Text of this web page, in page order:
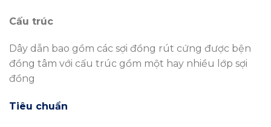
Cấu trúc
Dây dẫn bao gồm các sợi đồng rút cứng được bện
đồng tâm với cấu trúc gồm một hay nhiều lớp sợi
đồng
Tiêu chuẩn